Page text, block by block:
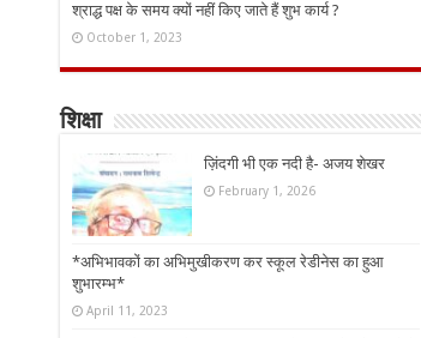
श्राद्ध पक्ष के समय क्यों नहीं किए जाते हैं शुभ कार्य ?
October 1, 2023
शिक्षा
ज़िंदगी भी एक नदी है- अजय शेखर
February 1, 2026
*अभिभावकों का अभिमुखीकरण कर स्कूल रेडीनेस का हुआ
शुभारम्भ*
April 11, 2023